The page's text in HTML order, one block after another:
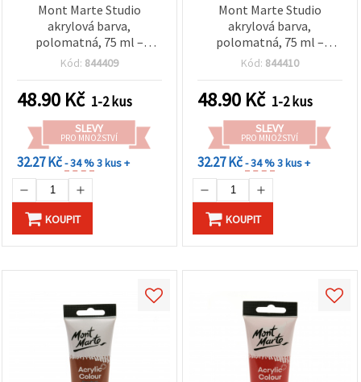
Mont Marte Studio
akrylová barva,
polomatná, 75 ml –
karmínová
Kód: 844409
48.90 Kč 1-2 kus
SLEVY
PRO MNOŽSTVÍ
32.27 Kč- 34 %3 kus +
KOUPIT
Mont Marte Studio
akrylová barva,
polomatná, 75 ml –
Magenta
Kód: 844410
48.90 Kč 1-2 kus
SLEVY
PRO MNOŽSTVÍ
32.27 Kč- 34 %3 kus +
KOUPIT